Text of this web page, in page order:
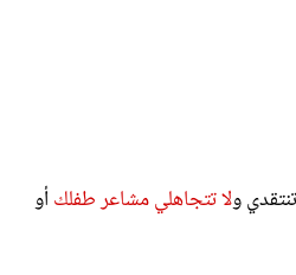
ولا تتجاهلي مشاعر طفلكأو